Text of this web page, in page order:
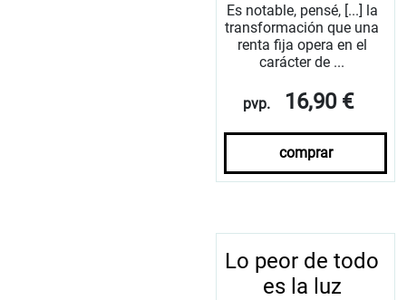
Es notable, pensé, [...] la
transformación que una
renta fija opera en el
carácter de ...
pvp. 16,90 €
comprar
Lo peor de todo
es la luz